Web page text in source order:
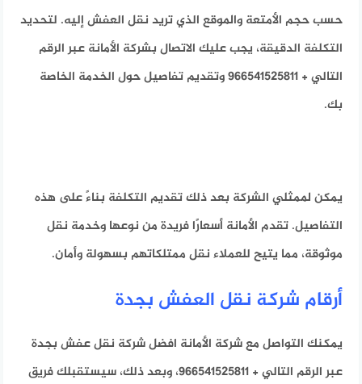
حسب حجم الأمتعة والموقع الذي تريد نقل العفش إليه. لتحديد
التكلفة الدقيقة، يجب عليك الاتصال بشركة الأمانة عبر الرقم
التالي + 966541525811 وتقديم تفاصيل حول الخدمة الخاصة
بك.
يمكن لممثلي الشركة بعد ذلك تقديم التكلفة بناءً على هذه
التفاصيل. تقدم الأمانة أسعارًا فريدة من نوعها وخدمة نقل
موثوقة، مما يتيح للعملاء نقل ممتلكاتهم بسهولة وأمان.
أرقام شركة نقل العفش بجدة
يمكنك التواصل مع شركة الأمانة افضل شركة نقل عفش بجدة
عبر الرقم التالي + 966541525811، وبعد ذلك، سيستقبلك فريق